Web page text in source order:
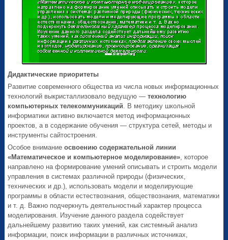
Дидактические приоритеты
Развитие современного общества из числа новых информационных
технологий выкристаллизовало ведущую —технологию
компьютерных телекоммуникаций. В методику школьной
информатики активно включается метод информационных
проектов, а в содержание обучения — структура сетей, методы и
инструменты сайтостроения.
Особое вниманиеосвоению содержательной линии
«Математическое и компьютерное моделирование», которое
направлено на формирование умений описывать и строить модели
управления в системах различной природы (физических,
технических и др.), использовать модели и моделирующие
программы в области естествознания, обществознания, математики
и т. д. Важно подчеркнуть деятельностный характер процесса
моделирования. Изучение данного раздела содействует
дальнейшему развитию таких умений, как системный анализ
информации, поиск информации в различных источниках,